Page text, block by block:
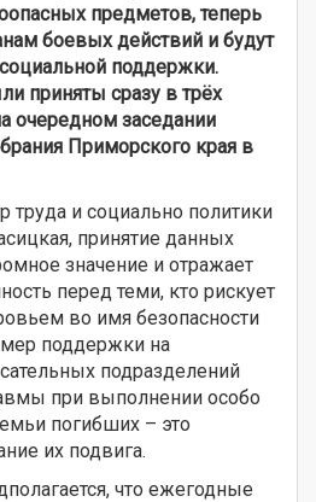
предметов, теперь
боевых действий и будут
поддержки.
приняты сразу в трёх
очередном заседании
Приморского края в
труда и социально политики
принятие данных
значение и отражает
перед теми, кто рискует
во имя безопасности
поддержки на
подразделений
при выполнении особо
погибших – это
их подвига.
что ежегодные